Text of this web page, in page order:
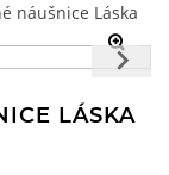
náušnice Láska
LÁSKA